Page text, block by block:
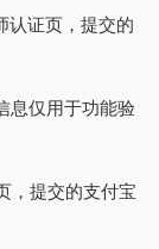
认证页，提交的
息仅用于功能验
，提交的支付宝